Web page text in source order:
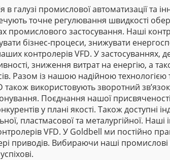
промислової автоматизації та
точне регулювання швидкості
промислового застосування. Наші
бізнес-процеси, знижувати
контролерів VFD. У
зниження витрат на енергію, а
Разом із нашою надійною
використовують зворотний
Поєднання нашої присвяченості
у плані якості. Також доступні
пластмасової та металургійної.
VFD. У Goldbell ми постійно
приводів. Вибираючи наші